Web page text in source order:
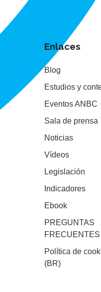
Enlaces
Blog
Estudios y
Eventos ANBC
Sala de prensa
Noticias
Vídeos
Legislación
Indicadores
Ebook
PREGUNTAS
FRECUENTES
Política de
(BR)